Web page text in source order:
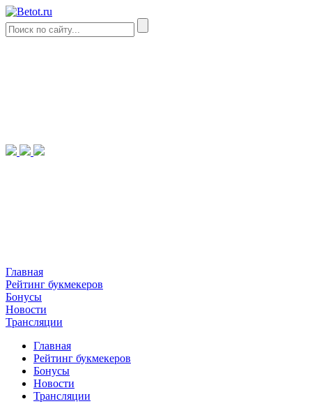
Главная
Рейтинг букмекеров
Бонусы
Новости
Трансляции
Главная
Рейтинг букмекеров
Бонусы
Новости
Трансляции